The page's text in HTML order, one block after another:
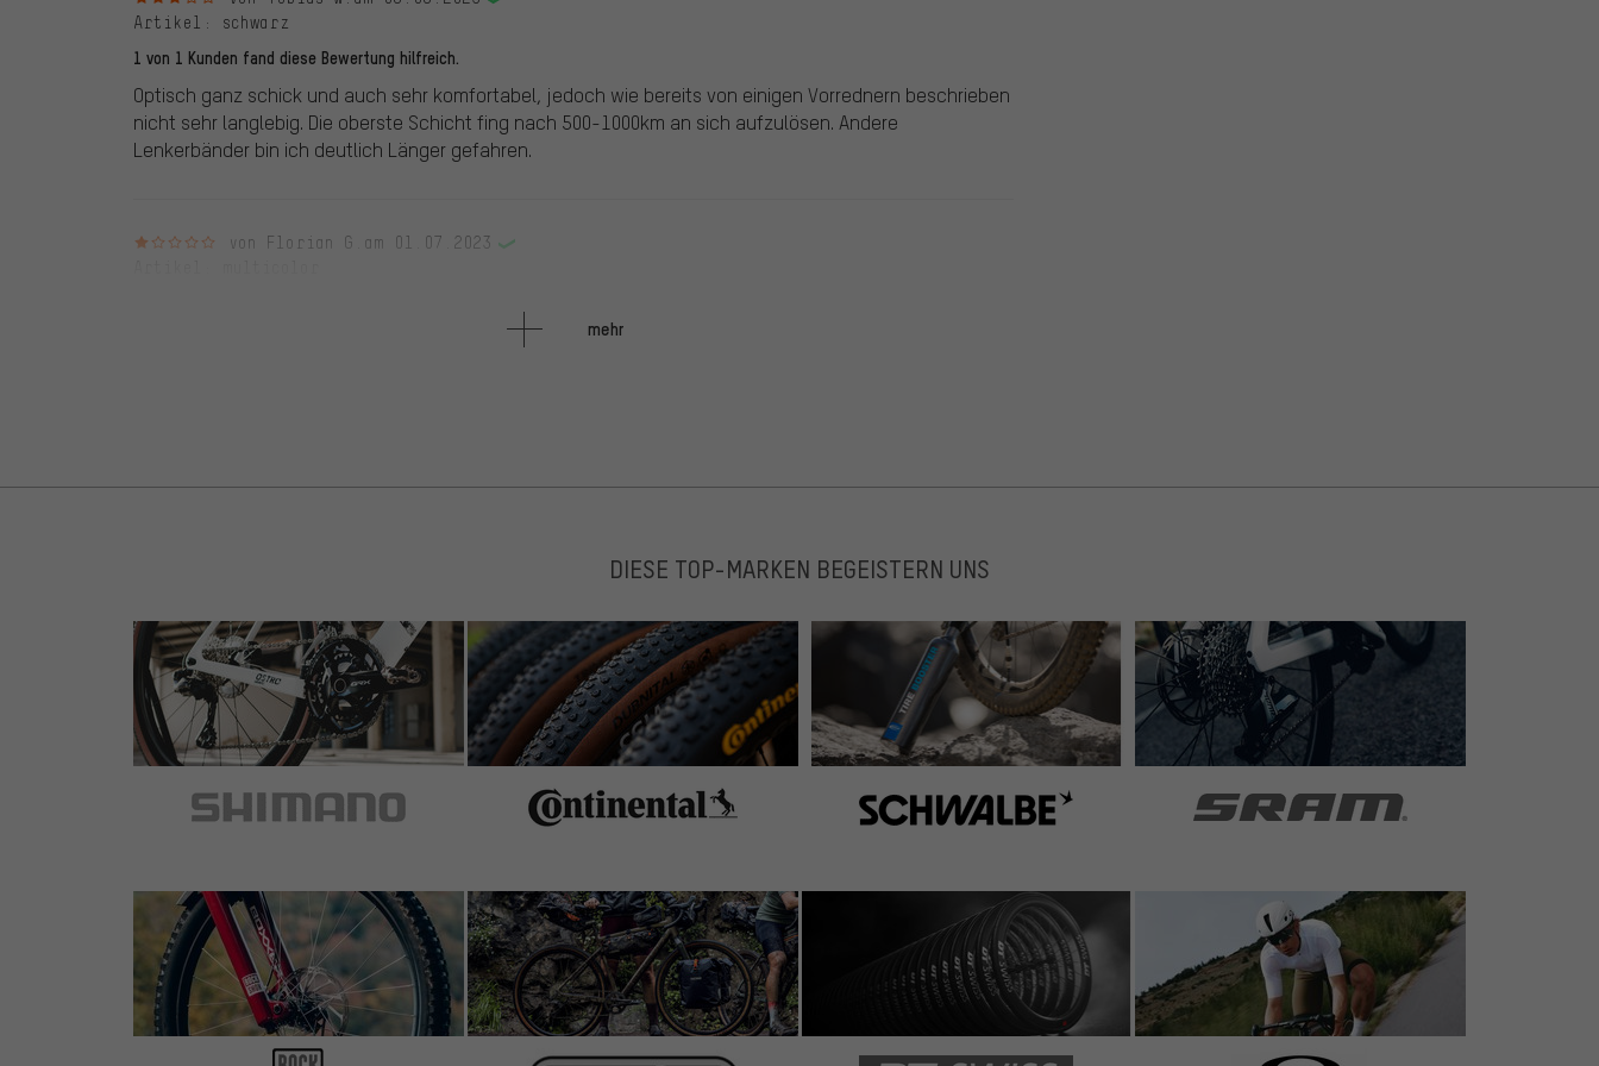
Artikel : schwarz
1 von 1 Kunden fand diese Bewertung hilfreich.
Optisch ganz schick und auch sehr komfortabel, jedoch wie bereits von einigen Vorrednern beschrieben
nicht sehr langlebig. Die oberste Schicht fing nach 500-1000km an sich aufzulösen. Andere
Lenkerbänder bin ich deutlich Länger gefahren.
1 von 5 Sternenvon Florian G. am 01.07.2023
Nach nur rund 500km löst sich die oberste Schicht förmlich auf. Keine Empfehlung!
2 von 3 Kunden fanden diese Bewertung hilfreich.
400km Bikepacking hat sich bereits das Design gelöst, das Lenkerband sieht jetzt ziemlich abgetanzt
aus. Nach einer Woche Nutzung ziemlich schade. Empfehle Lizardskin hält länger!
3 von 5 Sternenvon Muratcan G. am 08.12.2022
(geändert am 21.03.2025)
Artikel: schwarz
An sich fühlt es sich sehr hochwertig an, aber...
Lenkerband jedoch nur bedingt empfehlen.
5 von 5 Sternenvon Dragos D.
am 16.11.2022
Artikel: schwarz
Guter Qualität
mehr
DIESE TOP-MARKEN BEGEISTERN UNS